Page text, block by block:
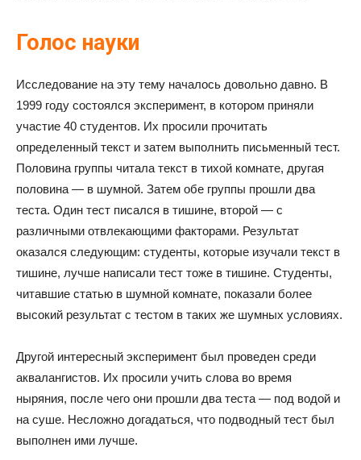
Голос науки
Исследование на эту тему началось довольно давно. В
1999 году состоялся эксперимент, в котором приняли
участие 40 студентов. Их просили прочитать
определенный текст и затем выполнить письменный тест.
Половина группы читала текст в тихой комнате, другая
половина — в шумной. Затем обе группы прошли два
теста. Один тест писался в тишине, второй — с
различными отвлекающими факторами. Результат
оказался следующим: студенты, которые изучали текст в
тишине, лучше написали тест тоже в тишине. Студенты,
читавшие статью в шумной комнате, показали более
высокий результат с тестом в таких же шумных условиях.
Другой интересный эксперимент был проведен среди
аквалангистов. Их просили учить слова во время
ныряния, после чего они прошли два теста — под водой и
на суше. Несложно догадаться, что подводный тест был
выполнен ими лучше.